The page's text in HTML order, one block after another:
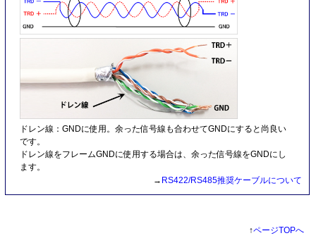
ドレン線：GNDに使用。余った信号線も合わせてGNDにすると尚良い
です。
ドレン線をフレームGNDに使用する場合は、余った信号線をGNDにし
ます。
→ RS422/RS485推奨ケーブルについて
↑ページTOPへ